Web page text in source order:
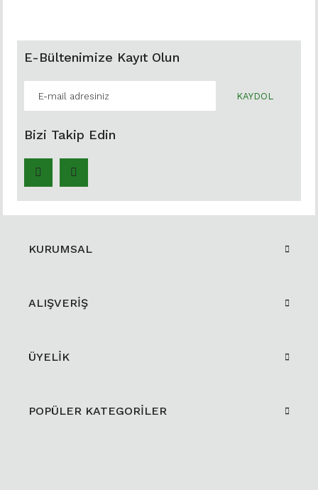
E-Bültenimize Kayıt Olun
KAYDOL
Bizi Takip Edin
KURUMSAL
ALIŞVERİŞ
ÜYELİK
POPÜLER KATEGORİLER